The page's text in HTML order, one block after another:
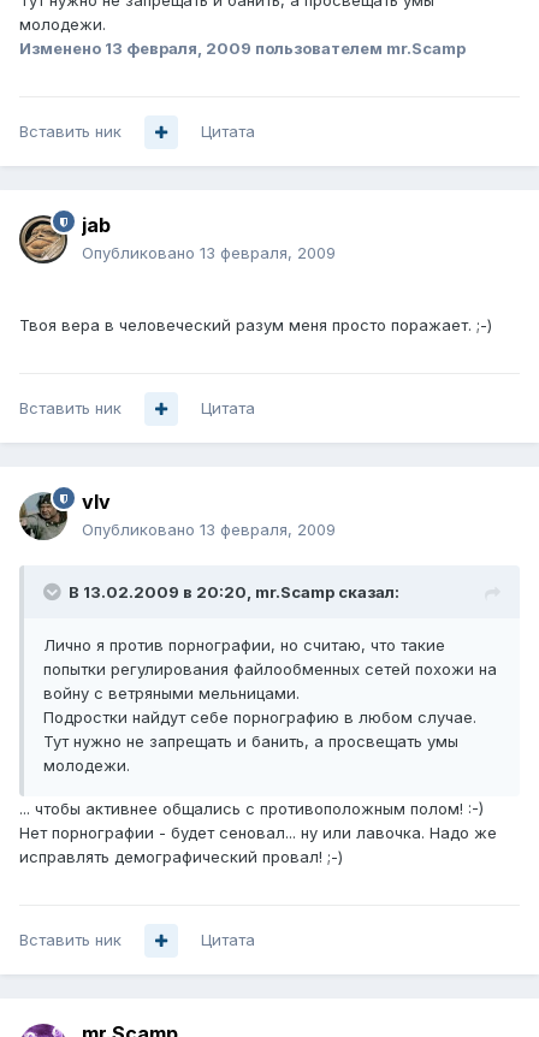
молодежи.
Изменено 13 февраля, 2009 пользователем mr.Scamp
Вставить ник Цитата
jab
Опубликовано 13 февраля, 2009
Твоя вера в человеческий разум меня просто поражает. ;-)
Вставить ник Цитата
vIv
Опубликовано 13 февраля, 2009
В 13.02.2009 в 20:20, mr.Scamp сказал:
Лично я против порнографии, но считаю, что такие
попытки регулирования файлообменных сетей похожи на
войну с ветряными мельницами.
Подростки найдут себе порнографию в любом случае.
Тут нужно не запрещать и банить, а просвещать умы
молодежи.
... чтобы активнее общались с противоположным полом! :-)
Нет порнографии - будет сеновал... ну или лавочка. Надо же
исправлять демографический провал! ;-)
Вставить ник Цитата